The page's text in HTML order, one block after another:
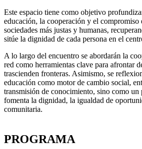
Este espacio tiene como objetivo
educación, la cooperación y el compromiso
sociedades más justas y humanas,
sitúe la dignidad de cada persona en el
A lo largo del encuentro se abordarán la
red como herramientas clave para afrontar
trascienden fronteras. Asimismo, se
educación como motor de cambio social,
transmisión de conocimiento, sino como un
fomenta la dignidad, la igualdad de
comunitaria.
PROGRAMA